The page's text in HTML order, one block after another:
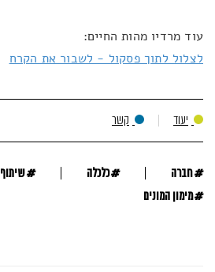
עוד מרדיו מהות החיים:
לצלול לתוך פסקול - לשבור את הקרח
יעוד קשר
#חברה #כלכלה #שיתוף
#מימון המונים